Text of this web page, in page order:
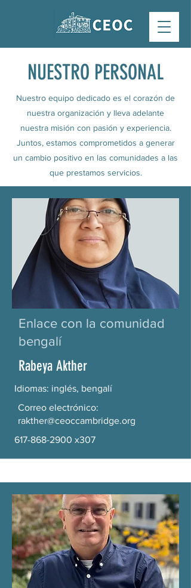
NUESTRO PERSONAL
Nuestro equipo dedicado es el corazón de
nuestra organización y lleva adelante
nuestra misión con pasión y experiencia.
Juntos, estamos comprometidos a generar
un cambio positivo en las comunidades a las
que prestamos servicios.
Enlace con la comunidad
bengalí
Rabeya Akther
Idiomas: inglés, bengalí
Correo electrónico:
rakther@ceoccambridge.org
617-868-2900 x307